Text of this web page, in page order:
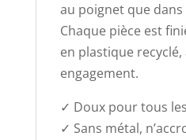
au poignet que dans
Chaque pièce est
en plastique
engagement.
✓ Doux pour tous
✓ Sans métal,